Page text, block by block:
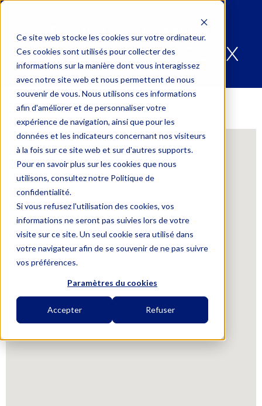
Ce site web stocke les cookies sur votre ordinateur.
Ces cookies sont utilisés pour collecter des
informations sur la manière dont vous interagissez
avec notre site web et nous permettent de nous
souvenir de vous. Nous utilisons ces informations
afin d'améliorer et de personnaliser votre
expérience de navigation, ainsi que pour les
données et les indicateurs concernant nos visiteurs
à la fois sur ce site web et sur d'autres supports.
Pour en savoir plus sur les cookies que nous
utilisons, consultez notre Politique de
confidentialité.
Si vous refusez l'utilisation des cookies, vos
informations ne seront pas suivies lors de votre
visite sur ce site. Un seul cookie sera utilisé dans
votre navigateur afin de se souvenir de ne pas suivre
vos préférences.
Paramètres du cookies
Accepter Refuser
TANGUY POMPES
FUNÈBRES – MORLAIX